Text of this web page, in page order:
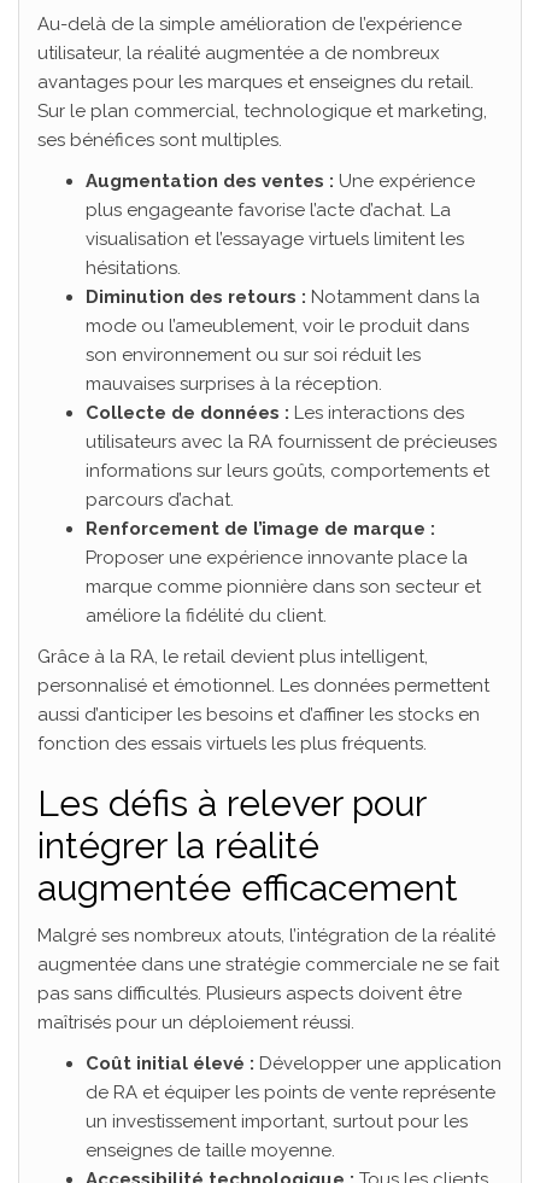
Au-delà de la simple amélioration de l’expérience
utilisateur, la réalité augmentée a de nombreux
avantages pour les marques et enseignes du retail.
Sur le plan commercial, technologique et marketing,
ses bénéfices sont multiples.
Augmentation des ventes : Une expérience
plus engageante favorise l’acte d’achat. La
visualisation et l’essayage virtuels limitent les
hésitations.
Diminution des retours : Notamment dans la
mode ou l’ameublement, voir le produit dans
son environnement ou sur soi réduit les
mauvaises surprises à la réception.
Collecte de données : Les interactions des
utilisateurs avec la RA fournissent de précieuses
informations sur leurs goûts, comportements et
parcours d’achat.
Renforcement de l’image de marque :
Proposer une expérience innovante place la
marque comme pionnière dans son secteur et
améliore la fidélité du client.
Grâce à la RA, le retail devient plus intelligent,
personnalisé et émotionnel. Les données permettent
aussi d’anticiper les besoins et d’affiner les stocks en
fonction des essais virtuels les plus fréquents.
Les défis à relever pour
intégrer la réalité
augmentée efficacement
Malgré ses nombreux atouts, l’intégration de la réalité
augmentée dans une stratégie commerciale ne se fait
pas sans difficultés. Plusieurs aspects doivent être
maîtrisés pour un déploiement réussi.
Coût initial élevé : Développer une application
de RA et équiper les points de vente représente
un investissement important, surtout pour les
enseignes de taille moyenne.